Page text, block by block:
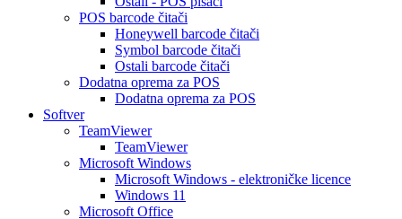
POS barcode čitači
Honeywell barcode čitači
Symbol barcode čitači
Ostali barcode čitači
Dodatna oprema za POS
Dodatna oprema za POS
Softver
TeamViewer
TeamViewer
Microsoft Windows
Microsoft Windows - elektroničke licence
Windows 11
Microsoft Office